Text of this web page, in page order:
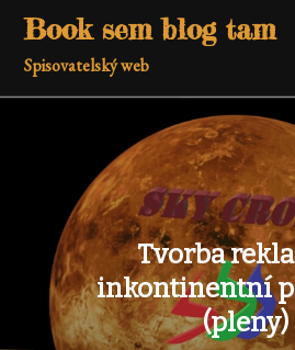
Skip
content
Book sem blog tam
Spisovatelský web
Tvorba
inkontinentní
(pleny)